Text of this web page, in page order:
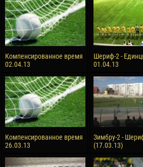
Victor CIUMAȘU
28 June
Soumaila MAGASSOUBA
Bourama FOMBA
15 July
Ivan DYULGEROV
Компенсированное время
02.04.13
Шериф-2 -
01.04.13
Компенсированное время
26.03.13
Зимбру-2 -
(17.03.13)